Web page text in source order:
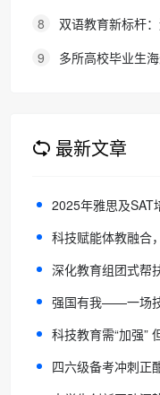
8
双语教育新标杆
新区华美双语学校签
9
多所高校毕业生
最新文章
2025年雅思及SAT培
科技赋能体教融合
深化教育组团式帮
强国有我——一场
科技教育需“加强”
四六级备考冲刺正